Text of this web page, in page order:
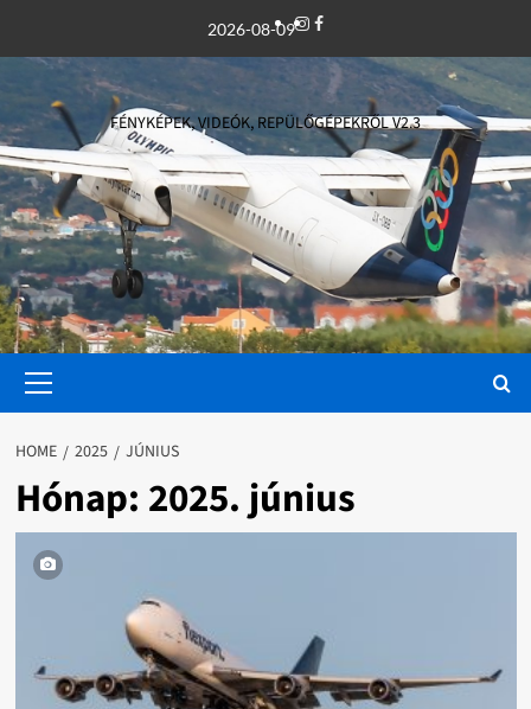
content
2026-08-09Instagram
Facebook
FÉNYKÉPEK, VIDEÓK, REPÜLŐGÉPEKRŐL V2.3
Menu
HOME 2025 JÚNIUS
Hónap: 2025. június